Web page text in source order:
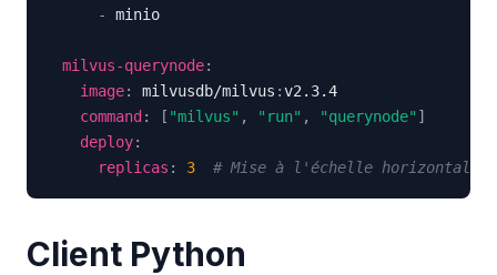
-
milvus-querynode:
image: milvusdb/milvus :
command : [ "milvus" , "run" , "querynode" ]
deploy:
replicas : 3 # Mise à l'échelle horizontale
Client Python